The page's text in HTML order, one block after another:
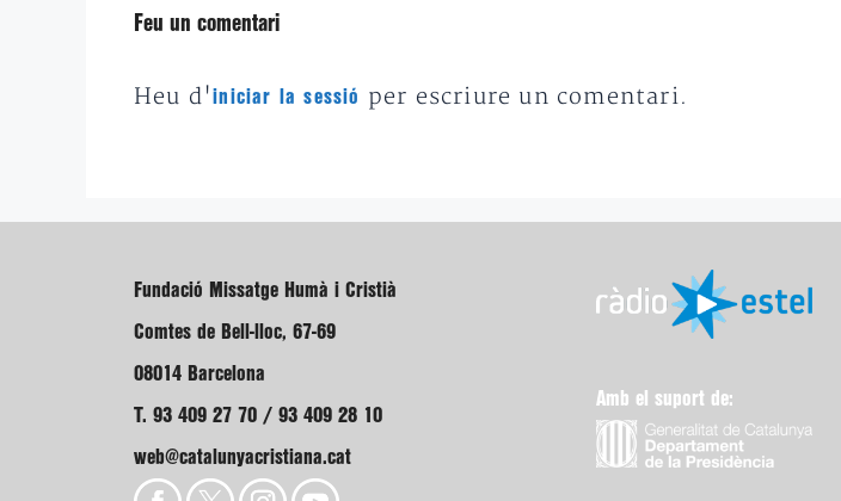
Feu un comentari
Heu d'iniciar la sessió per escriure un comentari.
Fundació Missatge Humà i Cristià
Comtes de Bell-lloc, 67-69
08014 Barcelona
T. 93 409 27 70 / 93 409 28 10
web@catalunyacristiana.cat
Amb el suport de: